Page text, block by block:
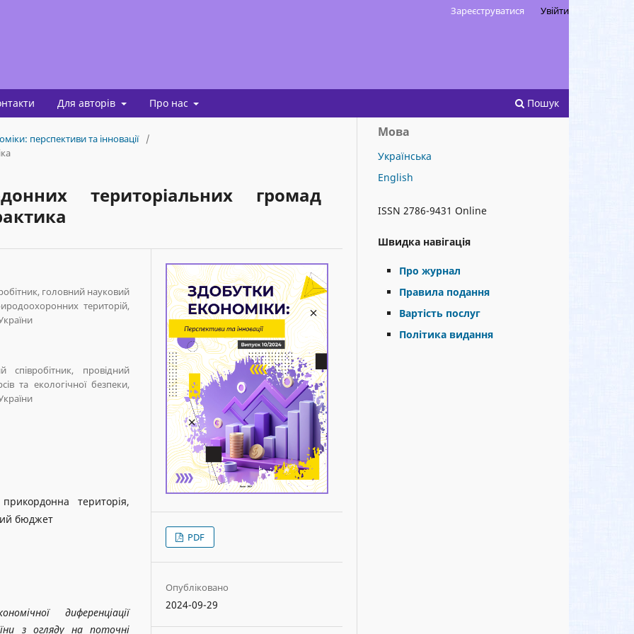
Для авторів Про нас Пошук
Зареєструватися Увійти
перспективи та інновації
/
територіальних громад
головний науковий
територій,
провідний
та екологічної безпеки,
територія,
бюджет
диференціації
з огляду на поточні
PDF
Опубліковано
2024-09-29
Мова
Українська
English
ISSN 2786-9431 Online
Швидка навігація
Про журнал
Правила подання
Вартість послуг
Політика видання